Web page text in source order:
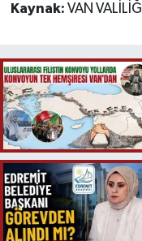
Kaynak: VAN VALİLİĞİ